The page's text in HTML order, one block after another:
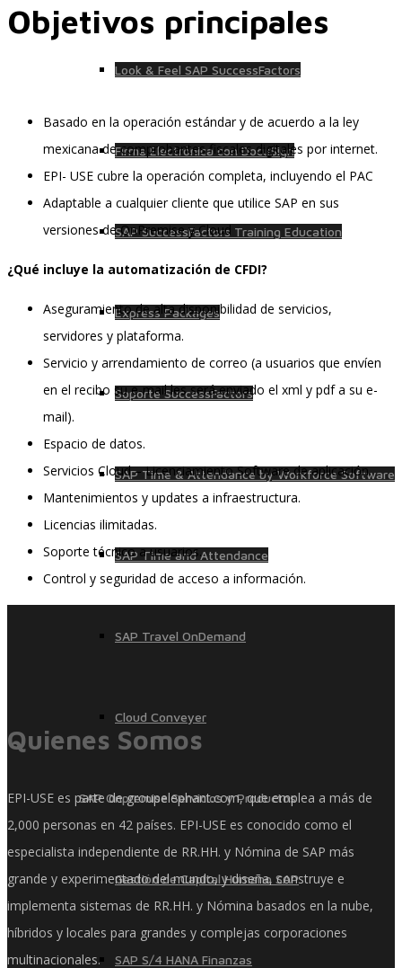
Look & Feel SAP SuccessFactors
Firma Electrónica con DocuSign
SAP SuccessFactors Training Education
Express Packages
Soporte SuccessFactors
SAP Time & Attendance by Workforce Software
SAP Time and Attendance
SAP Travel OnDemand
Cloud Conveyer
SAP Onpremise Servicios y Productos
Gestión de Capital Humano SAP
SAP S/4 HANA Finanzas
Objetivos principales
Basado en la operación estándar y de acuerdo a la ley
mexicana de comprobantes fiscales digitales por internet.
EPI- USE cubre la operación completa, incluyendo el PAC
Adaptable a cualquier cliente que utilice SAP en sus
versiones de OnPremise y Cloud
¿Qué incluye la automatización de CFDI?
Aseguramiento de alta disponibilidad de servicios,
servidores y plataforma.
Servicio y arrendamiento de correo (a usuarios que envíen
en el recibo su e-mail les será enviado el xml y pdf a su e-
mail).
Espacio de datos.
Servicios Cloud – Licenciamiento Software de aplicación.
Mantenimientos y updates a infraestructura.
Licencias ilimitadas.
Soporte técnico a usuarios.
Control y seguridad de acceso a información.
Quienes Somos
EPI-USE es parte de groupelephant.com, que emplea a más de
2,000 personas en 42 países. EPI-USE es conocido como el
especialista independiente de RR.HH. y Nómina de SAP más
grande y experimentado del mundo, y diseña, construye e
implementa sistemas de RR.HH. y Nómina basados ​​en la nube,
híbridos y locales para grandes y complejas corporaciones
multinacionales.